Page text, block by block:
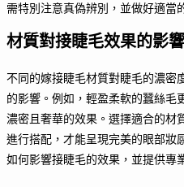
需特別注意真偽辨別，並做好適當
材質對接睫毛效果的影
不同的嫁接睫毛材質對睫毛的濃密
的影響。例如，輕盈柔軟的蠶絲毛
濃密且奢華的效果。選擇適合的材
進行搭配，才能呈現完美的眼部妝
如何影響接睫毛的效果，並提供專